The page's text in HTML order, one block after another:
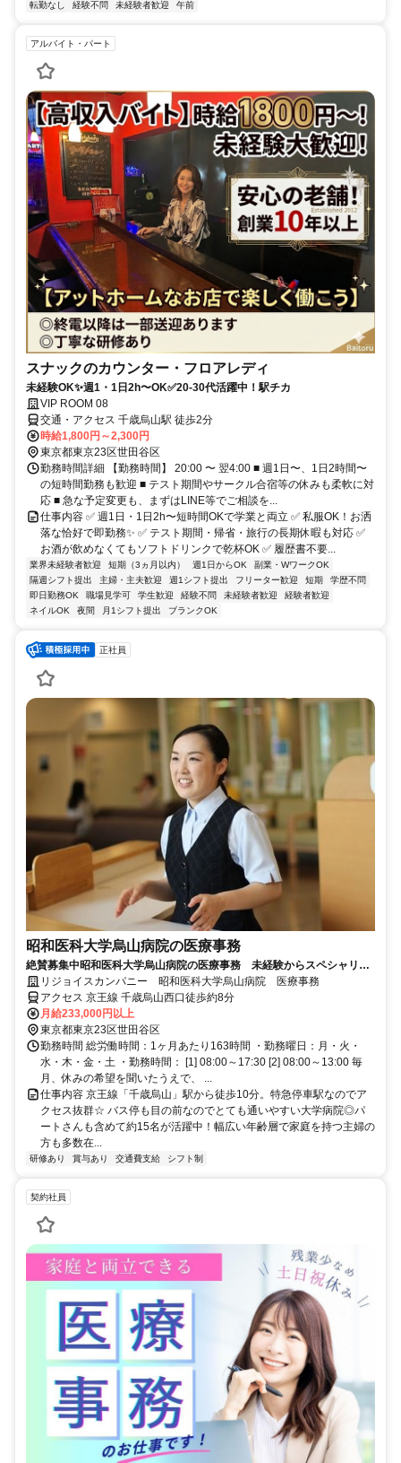
転勤なし
経験不問 未経験者歓迎 午前
アルバイト・パート
スナックのカウンター・フロアレディ
未経験OK✨週1・1日2h〜OK✅20-30代活躍中！駅チカ
VIP ROOM 08
交通・アクセス 千歳烏山駅 徒歩2分
時給1,800円～2,300円
東京都東京23区世田谷区
勤務時間詳細 【勤務時間】 20:00 〜 翌4:00 ■ 週1日〜、1日2時間〜
の短時間勤務も歓迎 ■ テスト期間やサークル合宿等の休みも柔軟に対
応 ■ 急な予定変更も、まずはLINE等でご相談を...
仕事内容 ✅ 週1日・1日2h〜短時間OKで学業と両立 ✅ 私服OK！お洒
落な恰好で即勤務✨ ✅ テスト期間・帰省・旅行の長期休暇も対応 ✅
お酒が飲めなくてもソフトドリンクで乾杯OK ✅ 履歴書不要...
業界未経験者歓迎 短期（3ヵ月以内） 週1日からOK
副業・WワークOK
隔週シフト提出
主婦・主夫歓迎 週1シフト提出 フリーター歓迎 短期
学歴不問
即日勤務OK
職場見学可 学生歓迎 経験不問 未経験者歓迎
経験者歓迎
ネイルOK
夜間 月1シフト提出 ブランクOK
正社員
昭和医科大学烏山病院の医療事務
絶賛募集中昭和医科大学烏山病院の医療事務 未経験からスペシャリス
トへ！ワークライフバランスも◎
リジョイスカンパニー 昭和医科大学烏山病院 医療事務
アクセス 京王線 千歳烏山西口徒歩約8分
月給233,000円以上
東京都東京23区世田谷区
勤務時間 総労働時間：1ヶ月あたり163時間 ・勤務曜日：月・火・
水・木・金・土 ・勤務時間： [1] 08:00～17:30 [2] 08:00～13:00 毎
月、休みの希望を聞いたうえで、 ...
仕事内容 京王線「千歳烏山」駅から徒歩10分。特急停車駅なのでア
クセス抜群☆ バス停も目の前なのでとても通いやすい大学病院◎パ
ートさんも含めて約15名が活躍中！幅広い年齢層で家庭を持つ主婦の
方も多数在...
研修あり 賞与あり 交通費支給 シフト制
契約社員